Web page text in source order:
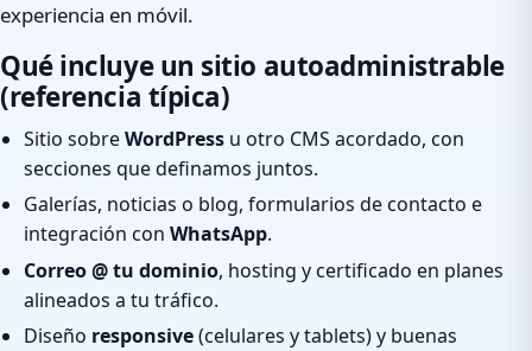
experiencia en móvil.
Qué incluye un sitio autoadministrable
(referencia típica)
Sitio sobreWordPress u otro CMS acordado, con
secciones que definamos juntos.
Galerías, noticias o blog, formularios de contacto e
integración con WhatsApp.
Correo @ tu dominio, hosting y certificado en planes
alineados a tu tráfico.
Diseño responsive(celulares y tablets) y buenas